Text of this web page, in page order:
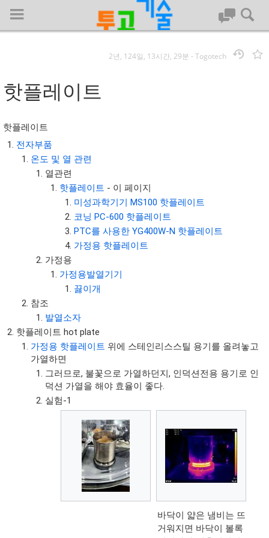
회사명 :
투고기술
| 대표 : 김명기 | 사업자번호 : 142-08-78939
전화 : 031-8065-5299 | 주소 : (16954)) 경기도 용인시 기흥구 흥덕1
로 13, B동(complex동) 1213호(영덕동,흥덕IT밸리)
COPYRIGHT (C) 투고기술 ALL RIGHTS RESEVED
투고기술 위키 저작권
2년, 124일, 13시간, 29분 -Togotech
핫플레이트
핫플레이트
전자부품
온도 및 열 관련
열관련
핫플레이트 - 이 페이지
미성과학기기 MS100 핫플레이트
코닝 PC-600 핫플레이트
PTC를 사용한 YG400W-N 핫플레이트
가정용 핫플레이트
가정용
가정용발열기기
끓이개
참조
발열소자
핫플레이트 hot plate
가정용 핫플레이트 위에 스테인리스스틸 용기를 올려놓고
가열하면
그러므로, 불꽃으로 가열하던지, 인덕션전용 용기로 인
덕션 가열을 해야 효율이 좋다.
실험-1
바닥이 얇은 냄비는 뜨
거워지면 바닥이 볼록